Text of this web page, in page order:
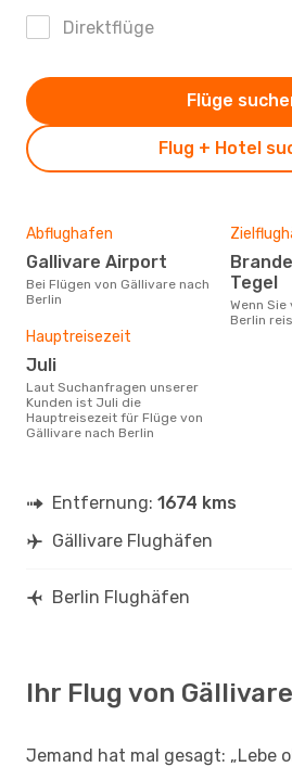
Direktflüge
Flug + Hotel
Flüge
Abflughafen
Gallivare Airport
Bei Flügen von Gällivare nach
Berlin
Brandenburg Airport,
Tegel
Wenn Sie von Gällivare nach
Berlin
Hauptreisezeit
Juli
Laut Suchanfragen unserer
Kunden ist Juli die
Hauptreisezeit für Flüge von
Gällivare nach Berlin
Entfernung: 1674 kms
Gällivare Flughäfen
Berlin Flughäfen
Ihr Flug von
Jemand hat mal gesagt: „Lebe